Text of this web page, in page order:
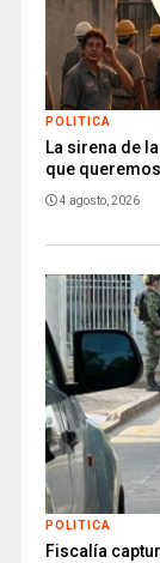
POLITICA
La sirena de
que
4 agosto, 2026
POLITICA
Fiscalía